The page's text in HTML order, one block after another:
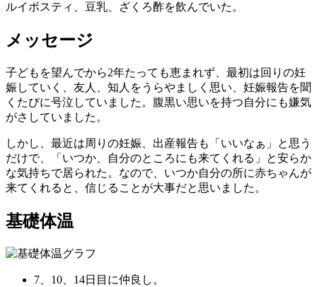
ルイボスティ、豆乳、ざくろ酢を飲んでいた。
メッセージ
子どもを望んでから2年たっても恵まれず、最初は回りの妊
娠していく、友人、知人をうらやましく思い、妊娠報告を聞
くたびに号泣していました。腹黒い思いを持つ自分にも嫌気
がさしていました。
しかし、最近は周りの妊娠、出産報告も「いいなぁ」と思う
だけで、「いつか、自分のところにも来てくれる」と安らか
な気持ちで居られた。なので、いつか自分の所に赤ちゃんが
来てくれると、信じることが大事だと思いました。
基礎体温
7、10、14日目に仲良し。